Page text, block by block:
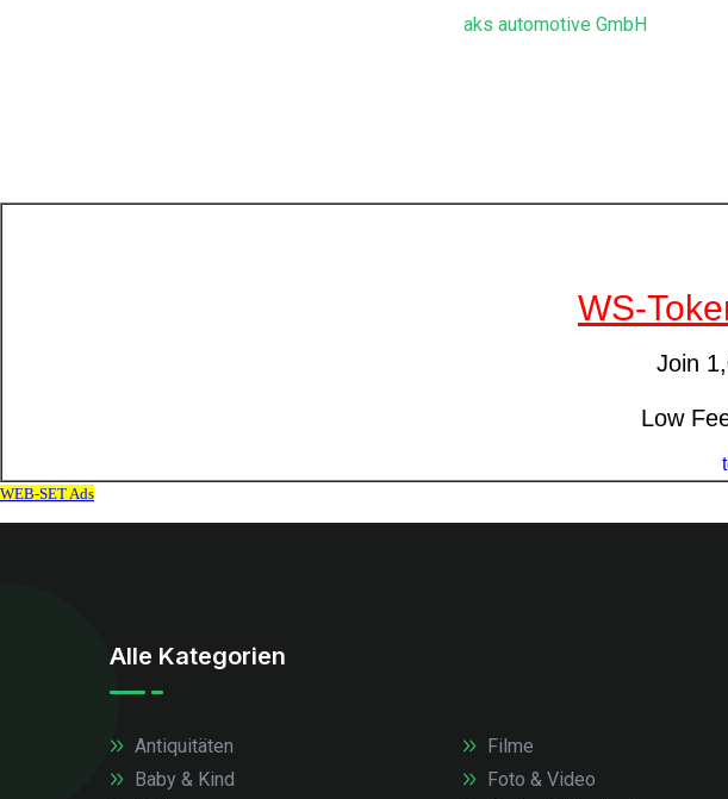
aks automotive GmbH
Alle Kategorien
Antiquitäten
Baby & Kind
Filme
Foto & Video